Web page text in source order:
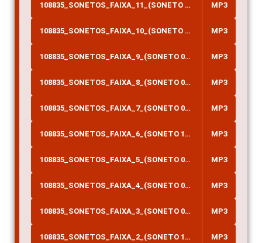
108835_SONETOS_FAIXA_11_(SONETO 092) MP3
108835_SONETOS_FAIXA_10_(SONETO 014) MP3
108835_SONETOS_FAIXA_9_(SONETO 001) MP3
108835_SONETOS_FAIXA_8_(SONETO 057) MP3
108835_SONETOS_FAIXA_7_(SONETO 043) MP3
108835_SONETOS_FAIXA_6_(SONETO 120) MP3
108835_SONETOS_FAIXA_5_(SONETO 003) MP3
108835_SONETOS_FAIXA_4_(SONETO 005) MP3
108835_SONETOS_FAIXA_3_(SONETO 080) MP3
108835_SONETOS_FAIXA_2_(SONETO 101) MP3